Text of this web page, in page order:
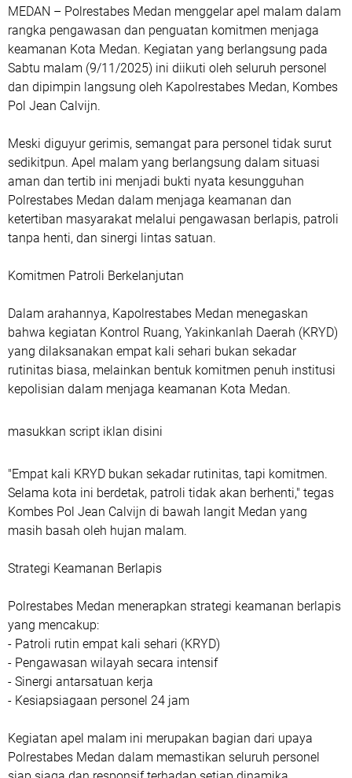
MEDAN – Polrestabes Medan menggelar apel malam dalam
rangka pengawasan dan penguatan komitmen menjaga
keamanan Kota Medan. Kegiatan yang berlangsung pada
Sabtu malam (9/11/2025) ini diikuti oleh seluruh personel
dan dipimpin langsung oleh Kapolrestabes Medan, Kombes
Pol Jean Calvijn.
Meski diguyur gerimis, semangat para personel tidak surut
sedikitpun. Apel malam yang berlangsung dalam situasi
aman dan tertib ini menjadi bukti nyata kesungguhan
Polrestabes Medan dalam menjaga keamanan dan
ketertiban masyarakat melalui pengawasan berlapis, patroli
tanpa henti, dan sinergi lintas satuan.
Komitmen Patroli Berkelanjutan
Dalam arahannya, Kapolrestabes Medan menegaskan
bahwa kegiatan Kontrol Ruang, Yakinkanlah Daerah (KRYD)
yang dilaksanakan empat kali sehari bukan sekadar
rutinitas biasa, melainkan bentuk komitmen penuh institusi
kepolisian dalam menjaga keamanan Kota Medan.
masukkan script iklan disini
"Empat kali KRYD bukan sekadar rutinitas, tapi komitmen.
Selama kota ini berdetak, patroli tidak akan berhenti," tegas
Kombes Pol Jean Calvijn di bawah langit Medan yang
masih basah oleh hujan malam.
Strategi Keamanan Berlapis
Polrestabes Medan menerapkan strategi keamanan berlapis
yang mencakup:
- Patroli rutin empat kali sehari (KRYD)
- Pengawasan wilayah secara intensif
- Sinergi antarsatuan kerja
- Kesiapsiagaan personel 24 jam
Kegiatan apel malam ini merupakan bagian dari upaya
Polrestabes Medan dalam memastikan seluruh personel